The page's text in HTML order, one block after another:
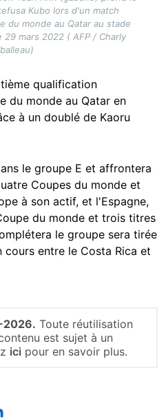
Kubo lors d'un match
du monde au Qatar au stade
29 mars 2022 ( AFP / Charly
qualification
du monde au Qatar en
à un doublé de Kaoru
le groupe E et affrontera
Coupes du monde et
à son actif, et l'Espagne,
du monde et trois titres
le groupe sera tirée
entre le Costa Rica et
2026. Toute réutilisation
est sujet à un
ici pour en savoir plus.